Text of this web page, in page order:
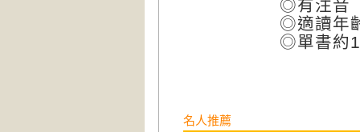
◎有注音
◎適讀年
◎單書約
名人推薦